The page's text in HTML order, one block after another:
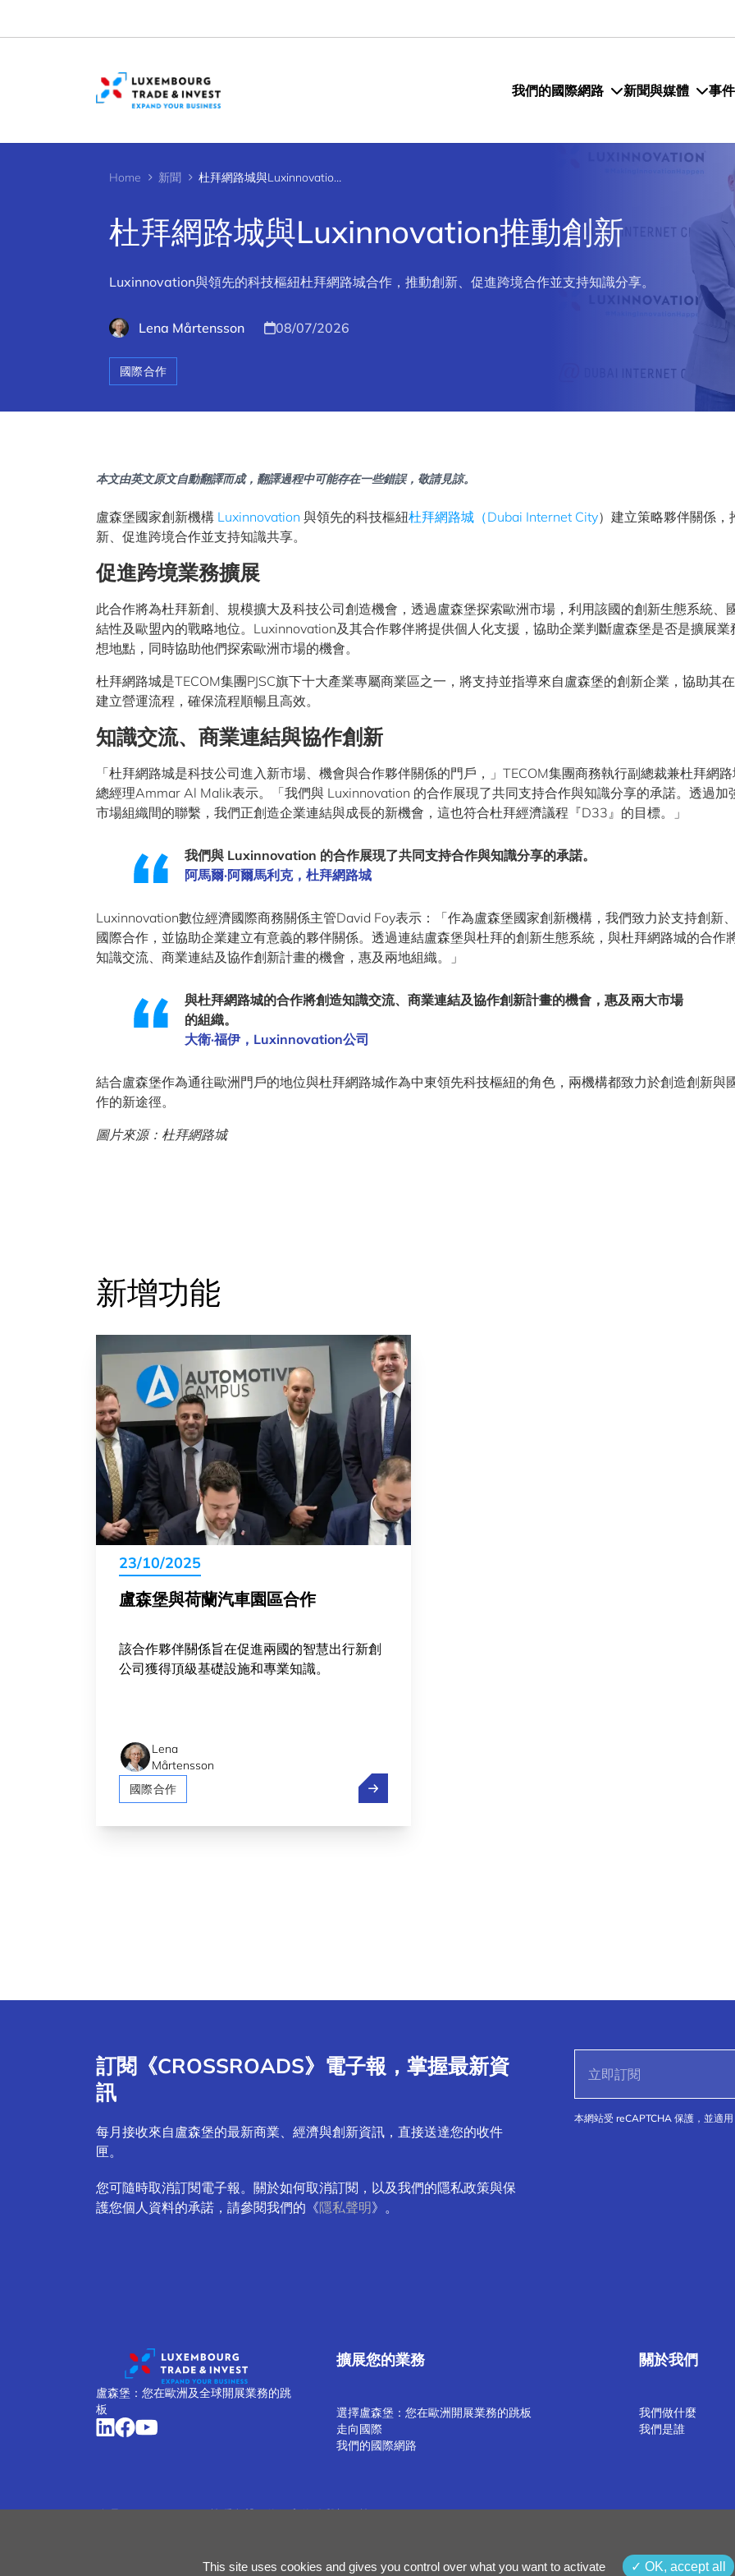
我們的國際網路 新聞與媒體 事件
Home 新聞 杜拜網路城與Luxinnovation推動創新
杜拜網路城與Luxinnovation推動創新
Luxinnovation與領先的科技樞紐杜拜網路城合作，推動創新、促進跨境合作並支持知識分享。
Lena Mårtensson 08/07/2026
國際合作
本文由英文原文自動翻譯而成，翻譯過程中可能存在一些錯誤，敬請見諒。
盧森堡國家創新機構 Luxinnovation 與領先的科技樞紐杜拜網路城（Dubai Internet City）建立策略夥伴關係，
新、促進跨境合作並支持知識共享。
促進跨境業務擴展
此合作將為杜拜新創、規模擴大及科技公司創造機會，透過盧森堡探索歐洲市場，利用該國的創新生態系統、
結性及歐盟內的戰略地位。Luxinnovation及其合作夥伴將提供個人化支援，協助企業判斷盧森堡是否是擴展業
想地點，同時協助他們探索歐洲市場的機會。
杜拜網路城是TECOM集團PJSC旗下十大產業專屬商業區之一，將支持並指導來自盧森堡的創新企業，協助其
建立營運流程，確保流程順暢且高效。
知識交流、商業連結與協作創新
「杜拜網路城是科技公司進入新市場、機會與合作夥伴關係的門戶，」TECOM集團商務執行副總裁兼杜拜網
總經理Ammar Al Malik表示。「我們與 Luxinnovation 的合作展現了共同支持合作與知識分享的承諾。透過加
市場組織間的聯繫，我們正創造企業連結與成長的新機會，這也符合杜拜經濟議程『D33』的目標。」
我們與 Luxinnovation 的合作展現了共同支持合作與知識分享的承諾。
阿馬爾·阿爾馬利克，杜拜網路城
Luxinnovation數位經濟國際商務關係主管David Foy表示：「作為盧森堡國家創新機構，我們致力於支持創新
國際合作，並協助企業建立有意義的夥伴關係。透過連結盧森堡與杜拜的創新生態系統，與杜拜網路城的合作
知識交流、商業連結及協作創新計畫的機會，惠及兩地組織。」
與杜拜網路城的合作將創造知識交流、商業連結及協作創新計畫的機會，惠及兩大市場
的組織。
大衛·福伊，Luxinnovation公司
結合盧森堡作為通往歐洲門戶的地位與杜拜網路城作為中東領先科技樞紐的角色，兩機構都致力於創造創新與
作的新途徑。
圖片來源：杜拜網路城
新增功能
23/10/2025
盧森堡與荷蘭汽車園區合作
該合作夥伴關係旨在促進兩國的智慧出行新創
公司獲得頂級基礎設施和專業知識。
Lena
Mårtensson
國際合作
盧森堡與荷蘭汽車園區合作
訂閱《CROSSROADS》電子報，掌握最新資
訊
每月接收來自盧森堡的最新商業、經濟與創新資訊，直接送達您的收件
匣。
您可隨時取消訂閱電子報。關於如何取消訂閱，以及我們的隱私政策與保
護您個人資料的承諾，請參閱我們的《隱私聲明》。
本網站受 reCAPTCHA 保護，並適
盧森堡：您在歐洲及全球開展業務的跳
板
擴展您的業務
選擇盧森堡：您在歐洲開展業務的跳板
走向國際
我們的國際網路
關於我們
我們做什麼
我們是誰
管理 CookieCookie 政策隱私聲明條款和條件舉報政策
This site uses cookies and gives you control over what you want to activate OK, accept all